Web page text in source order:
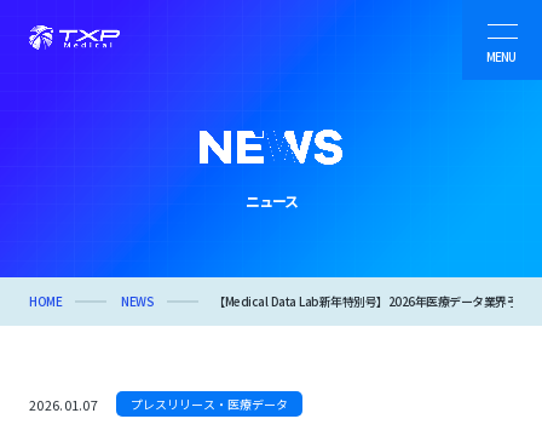
ニュース
HOME NEWS 【Medical Data Lab新年特別号】2026年医療データ業界予
2026.01.07 プレスリリース・医療データ
TXP Research
MENU